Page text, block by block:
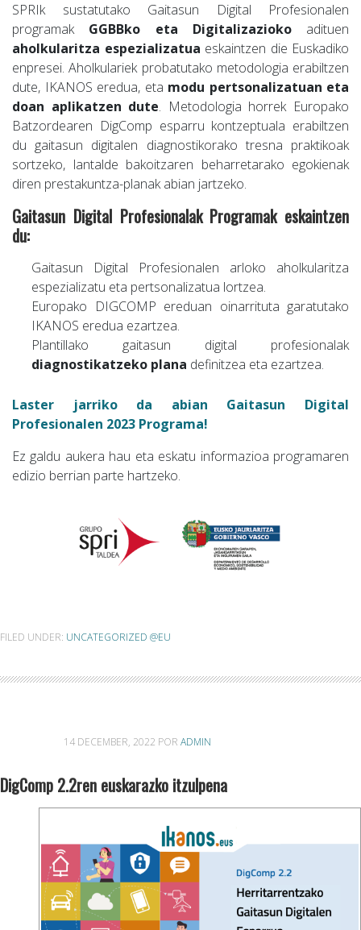
SPRIk sustatutako Gaitasun Digital Profesionalen
programak GGBBko eta Digitalizazioko adituen
aholkularitza espezializatua eskaintzen die Euskadiko
enpresei. Aholkulariek probatutako metodologia erabiltzen
dute, IKANOS eredua, eta modu pertsonalizatuan eta
doan aplikatzen dute. Metodologia horrek Europako
Batzordearen DigComp esparru kontzeptuala erabiltzen
du gaitasun digitalen diagnostikorako tresna praktikoak
sortzeko, lantalde bakoitzaren beharretarako egokienak
diren prestakuntza-planak abian jartzeko.
Gaitasun Digital Profesionalak Programak eskaintzen
du:
Gaitasun Digital Profesionalen arloko aholkularitza
espezializatu eta pertsonalizatua lortzea.
Europako DIGCOMP ereduan oinarrituta garatutako
IKANOS eredua ezartzea.
Plantillako gaitasun digital profesionalak
diagnostikatzeko plana definitzea eta ezartzea.
Laster jarriko da abian Gaitasun Digital
Profesionalen 2023 Programa!
Ez galdu aukera hau eta eskatu informazioa programaren
edizio berrian parte hartzeko.
FILED UNDER: UNCATEGORIZED @EU
14 DECEMBER, 2022 PORADMIN
DigComp 2.2ren euskarazko itzulpena